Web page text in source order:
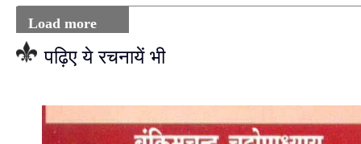
Load more
पढ़िए ये रचनायें भी